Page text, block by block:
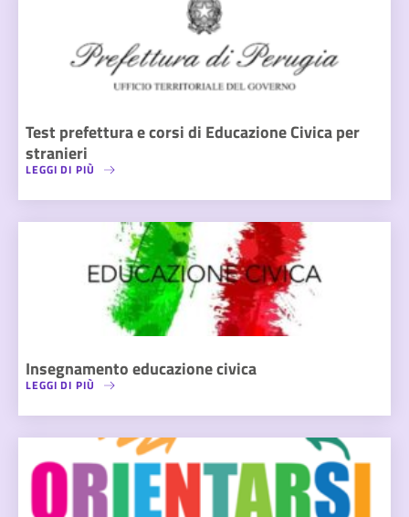
Test prefettura e corsi di Educazione Civica per
stranieri
LEGGI DI PIÙ
Insegnamento educazione civica
LEGGI DI PIÙ